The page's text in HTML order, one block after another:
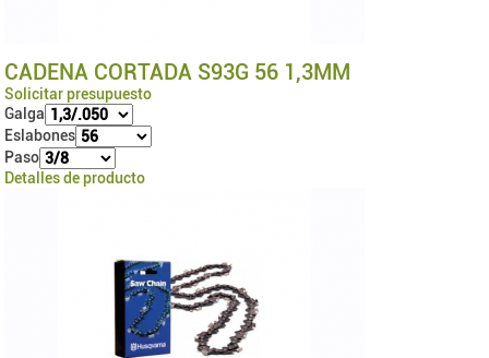
CADENA CORTADA S93G 56 1,3MM
Solicitar presupuesto
Galga
Eslabones
Paso
Detalles de producto